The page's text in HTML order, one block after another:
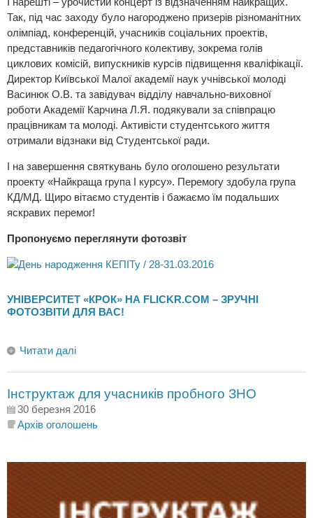
Так, під час заходу було нагороджено призерів різноманітних
олімпіад, конференцій, учасників соціальних проектів,
представників педагогічного колективу, зокрема голів
циклових комісій, випускників курсів підвищення кваліфікації.
Директор Київської Малої академії наук учнівської молоді
Васинюк О.В. та завідувач відділу навчально-виховної
роботи Академії Карчина Л.Я. подякували за співпрацю
працівникам та молоді. Активісти студентського життя
отримали відзнаки від Студентської ради.
І на завершення святкувань було оголошено результати
проекту «Найкраща група І курсу». Перемогу здобула група
КД/МД. Щиро вітаємо студентів і бажаємо їм подальших
яскравих перемог!
Пропонуємо переглянути фотозвіт
УНІВЕРСИТЕТ «КРОК» НА FLICKR.COM – ЗРУЧНІ
ФОТОЗВІТИ ДЛЯ ВАС!
Читати далі
Інструктаж для учасників пробного ЗНО
30 березня 2016
Архів оголошень